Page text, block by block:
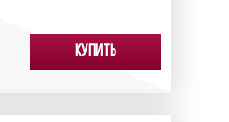
Купить